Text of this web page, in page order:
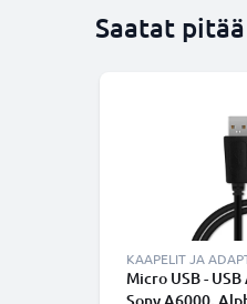
Saatat
KAAPELIT JA
Micro USB -